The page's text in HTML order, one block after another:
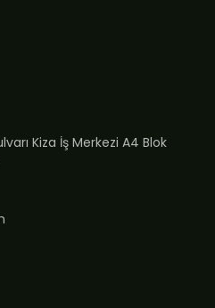
Kiza İş Merkezi A4 Blok